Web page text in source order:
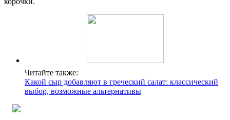
Читайте также:
Какой сыр добавляют в греческий салат: классический
выбор, возможные альтернативы